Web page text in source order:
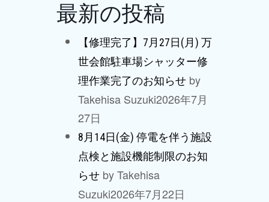
最新の投稿
【修理完了】7月27日(月) 万
世会館駐車場シャッター修
理作業完了のお知らせ by
Takehisa Suzuki2026年7月
27日
8月14日(金) 停電を伴う施設
点検と施設機能制限のお知
らせ by Takehisa
Suzuki2026年7月22日